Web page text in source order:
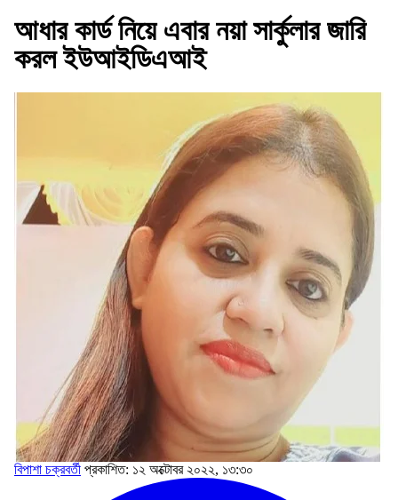
আধার কার্ড নিয়ে এবার নয়া সার্কুলার জারি
করল ইউআইডিএআই
বিপাশা চক্রবর্তী প্রকাশিত: ১২ অক্টোবর ২০২২, ১৩:৩০